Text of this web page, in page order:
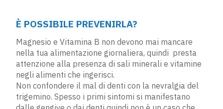
È POSSIBILE PREVENIRLA?
Magnesio e Vitamina B non devono mai mancare
nella tua alimentazione giornaliera, quindi presta
attenzione alla presenza di sali minerali e vitamine
negli alimenti che ingerisci.
Non confondere il mal di denti con la nevralgia del
trigemino. Spesso i primi sintomi si manifestano